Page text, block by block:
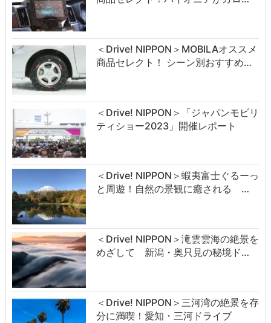
＜Drive! NIPPON＞MOBILAオススメ
商品セレクト！ シーン別おすすめ…
＜Drive! NIPPON＞「ジャパンモビリ
ティショー2023」開催レポート
＜Drive! NIPPON＞蝦夷富士ぐるーっ
と周遊！自然の景観に癒される …
＜Drive! NIPPON＞滝雲雲海の絶景を
めざして 新潟・奥只見の秘境ド…
＜Drive! NIPPON＞三河湾の絶景を存
分に満喫！愛知・三河ドライブ